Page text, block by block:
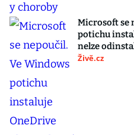
Microsoft se
potichu
nelze
Živě.cz